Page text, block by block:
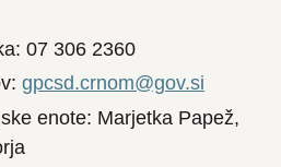
07 306 2360
gpcsd.crnom@gov.si
enote: Marjetka Papež,